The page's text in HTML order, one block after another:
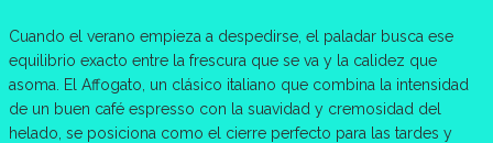
Cuando el verano empieza a despedirse, el paladar busca ese
equilibrio exacto entre la frescura que se va y la calidez que
asoma. El Affogato, un clásico italiano que combina la intensidad
de un buen café espresso con la suavidad y cremosidad del
helado, se posiciona como el cierre perfecto para las tardes y